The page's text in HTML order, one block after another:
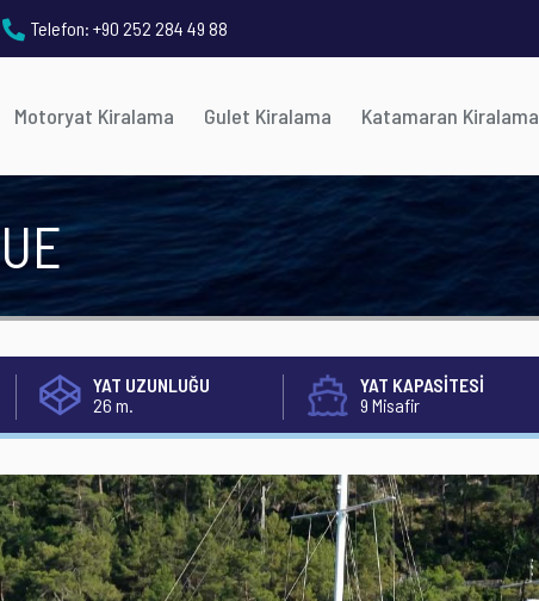
Telefon: +90 252 284 49 88
Motoryat Kiralama Gulet Kiralama Katamaran Kiralama
YAT UZUNLUĞU
26 m.
YAT KAPASİTESİ
9 Misafir